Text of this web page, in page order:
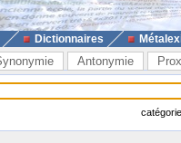
Dictionnaires
Antonymie